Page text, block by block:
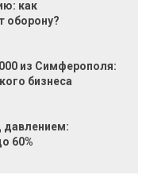
как
оборону?
из Симферополя:
бизнеса
давлением:
60%